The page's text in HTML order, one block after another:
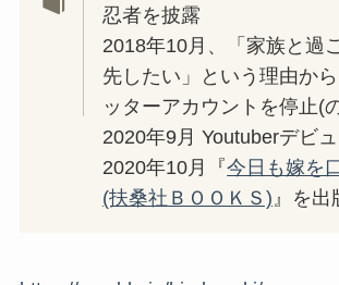
忍者を披露
2018年10月、「家族と過
先したい」という理由か
ッターアカウントを停止(
2020年9月 Youtuberデビ
2020年10月『今日も嫁を
(扶桑社ＢＯＯＫＳ) 』を出